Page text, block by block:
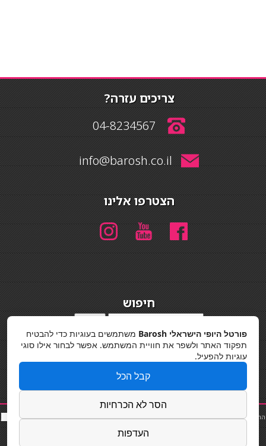
צריכים עזרה?
04-8234567
info@barosh.co.il
הצטרפו אלינו
חיפוש
מדיניות פרטיות
החלקות שיער|תאורה לבית|פאות ותוספות שיער|נייל סטודיו|תוספות שיער|שף פרטי|כ
סאות
פורטל היופי הישראלי Barosh
משתמשים בעוגיות כדי להבטיח
תפקוד האתר ולשפר את חוויית המשתמש. אפשר לבחור אילו סוגי
עוגיות להפעיל.
קבל הכל
הסר לא הכרחיות
העדפות